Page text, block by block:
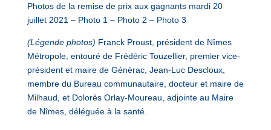
Photos de la remise de prix aux gagnants mardi 20
juillet 2021 – Photo 1 – Photo 2 – Photo 3
(Légende photos) Franck Proust, président de Nîmes
Métropole, entouré de Frédéric Touzellier, premier vice-
président et maire de Générac, Jean-Luc Descloux,
membre du Bureau communautaire, docteur et maire de
Milhaud, et Dolorès Orlay-Moureau, adjointe au Maire
de Nîmes, déléguée à la santé.